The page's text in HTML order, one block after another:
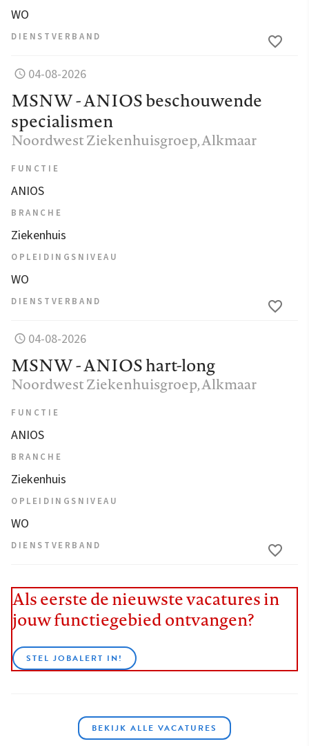
WO
DIENSTVERBAND
04-08-2026
MSNW - ANIOS beschouwende
specialismen
Noordwest Ziekenhuisgroep, Alkmaar
FUNCTIE
ANIOS
BRANCHE
Ziekenhuis
OPLEIDINGSNIVEAU
WO
DIENSTVERBAND
04-08-2026
MSNW - ANIOS hart-long
Noordwest Ziekenhuisgroep, Alkmaar
FUNCTIE
ANIOS
BRANCHE
Ziekenhuis
OPLEIDINGSNIVEAU
WO
DIENSTVERBAND
Als eerste de nieuwste vacatures in
jouw functiegebied ontvangen?
STEL JOBALERT IN!
BEKIJK ALLE VACATURES